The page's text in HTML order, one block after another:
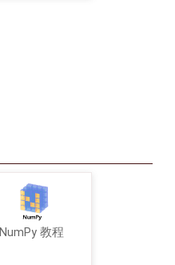
NumPy 教程